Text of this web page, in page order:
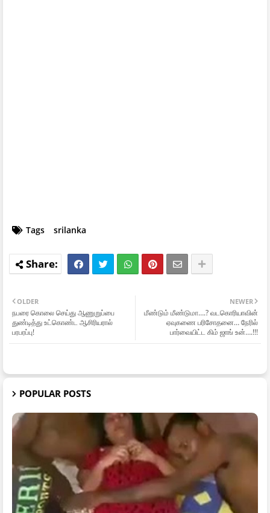
Tags srilanka
NEWER
மீண்டும் மீண்டுமா….? வடகொரியாவின்
ஏவுகணை பரிசோதனை… நேரில்
பார்வையிட்ட கிம் ஜாங் உன்….!!!
OLDER
நபரை கொலை செய்து ஆணுறுப்பை
துண்டித்து உட்கொண்ட ஆசிரியரால்
பரபரப்பு!
POPULAR POSTS